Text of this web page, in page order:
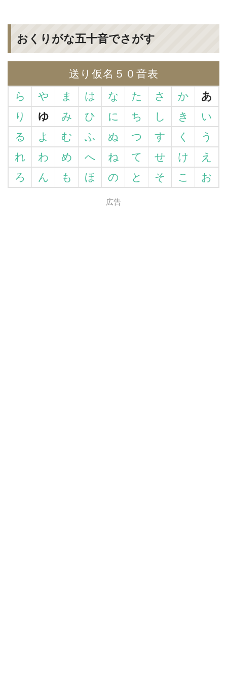
おくりがな五十音でさがす
送り仮名５０音表
ら
や ま は な た さ か
あ
り
ゆ み ひ に ち し き
い
る
よ む ふ ぬ つ す く
う
れ
わ め へ ね て せ け
え
ろ
ん も ほ の と そ こ お
広告